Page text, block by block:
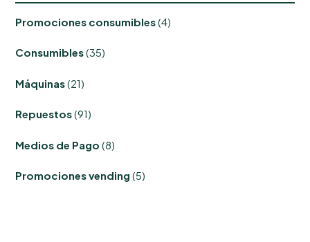
Promociones consumibles 44
productos
Consumibles 3535
productos
Máquinas 2121
productos
Repuestos 9191
productos
Medios de Pago 88
productos
Promociones vending 55
productos